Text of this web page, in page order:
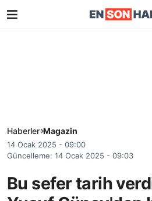
Haberler Magazin
14 Ocak 2025 - 09:00
Güncelleme: 14 Ocak 2025 - 09:03
Bu sefer tarih